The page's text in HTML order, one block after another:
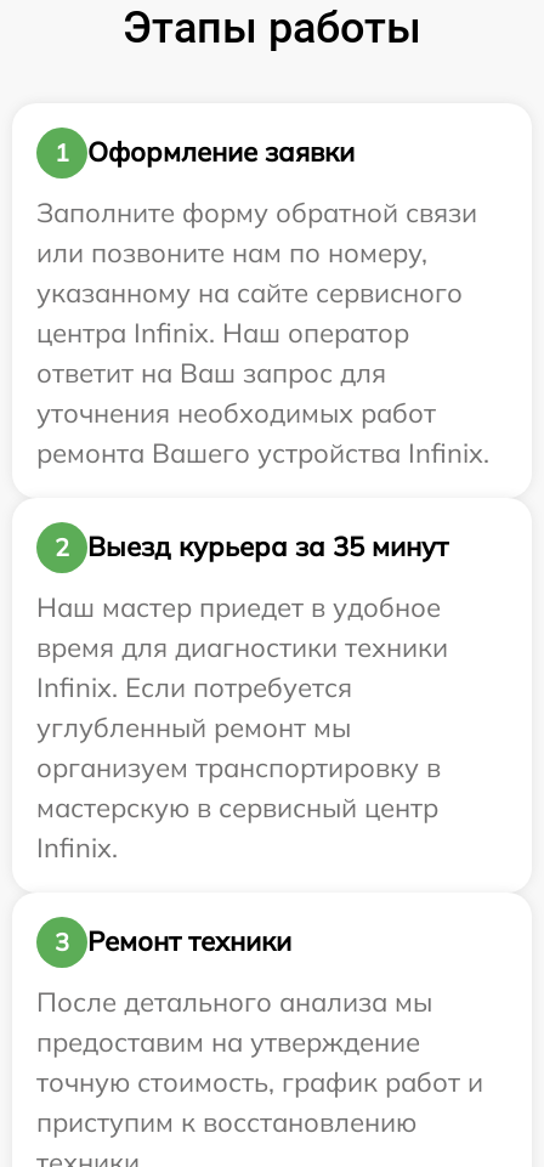
Этапы работы
1
Оформление заявки
Заполните форму обратной связи
или позвоните нам по номеру,
указанному на сайте сервисного
центра Infinix. Наш оператор
ответит на Ваш запрос для
уточнения необходимых работ
ремонта Вашего устройства Infinix.
2
Выезд курьера за 35 минут
Наш мастер приедет в удобное
время для диагностики техники
Infinix. Если потребуется
углубленный ремонт мы
организуем транспортировку в
мастерскую в сервисный центр
Infinix.
3
Ремонт техники
После детального анализа мы
предоставим на утверждение
точную стоимость, график работ и
приступим к восстановлению